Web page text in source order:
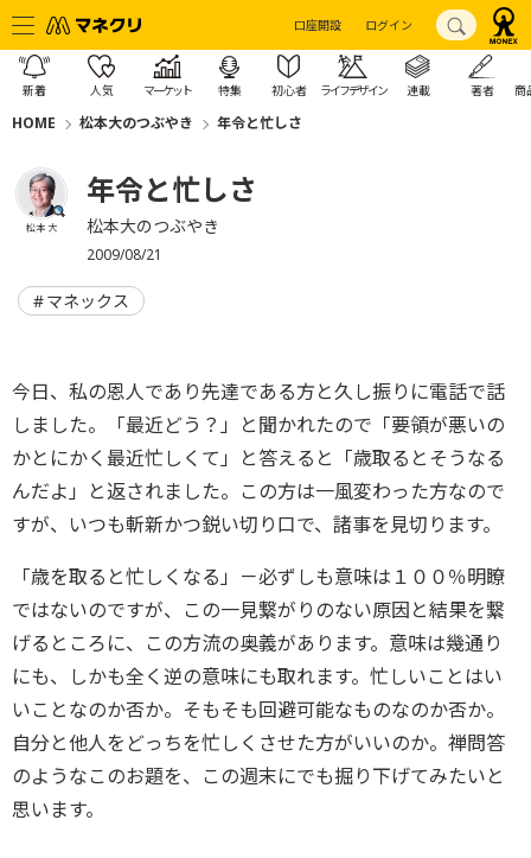
口座開設 ログイン
新着 人気 マーケット 特集 初心者 ライフデザイン 連載 著者 商
HOME 松本大のつぶやき 年令と忙しさ
松本 大
年令と忙しさ
松本大のつぶやき
2009/08/21
マネックス
今日、私の恩人であり先達である方と久し振りに電話で話
しました。「最近どう？」と聞かれたので「要領が悪いの
かとにかく最近忙しくて」と答えると「歳取るとそうなる
んだよ」と返されました。この方は一風変わった方なので
すが、いつも斬新かつ鋭い切り口で、諸事を見切ります。
「歳を取ると忙しくなる」－必ずしも意味は１００％明瞭
ではないのですが、この一見繋がりのない原因と結果を繋
げるところに、この方流の奥義があります。意味は幾通り
にも、しかも全く逆の意味にも取れます。忙しいことはい
いことなのか否か。そもそも回避可能なものなのか否か。
自分と他人をどっちを忙しくさせた方がいいのか。禅問答
のようなこのお題を、この週末にでも掘り下げてみたいと
思います。